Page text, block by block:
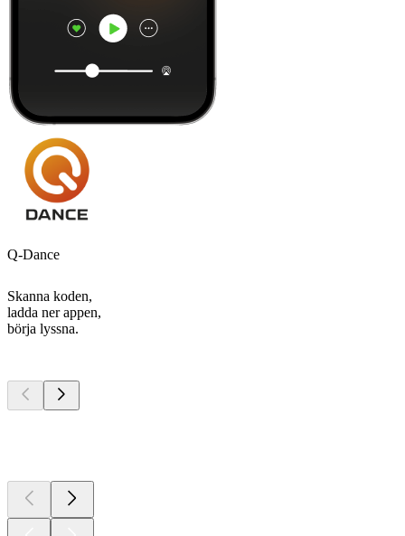
Q-Dance
Skanna koden,
ladda ner appen,
börja lyssna.